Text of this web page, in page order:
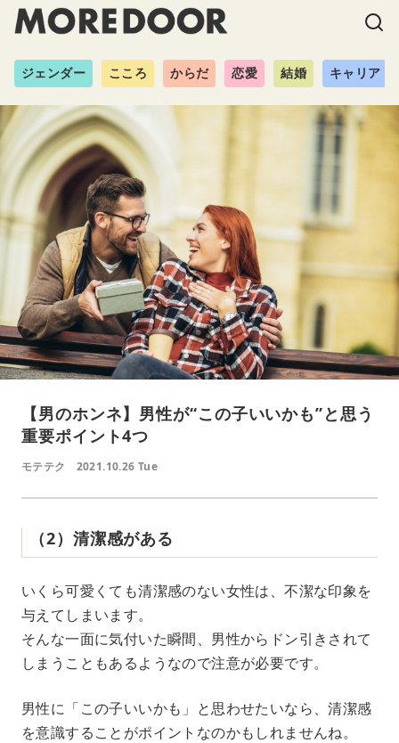
ジェンダー こころ からだ 恋愛 結婚 キャリア
【男のホンネ】男性が“この子いいかも”と思う
重要ポイント4つ
モテテク 2021.10.26 Tue
（2）清潔感がある
いくら可愛くても清潔感のない女性は、不潔な印象を
与えてしまいます。
そんな一面に気付いた瞬間、男性からドン引きされて
しまうこともあるようなので注意が必要です。
男性に「この子いいかも」と思わせたいなら、清潔感
を意識することがポイントなのかもしれませんね。